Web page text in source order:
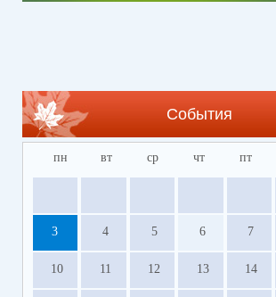
События
пн вт ср чт пт
3 4 5 6 7
10 11 12 13 14